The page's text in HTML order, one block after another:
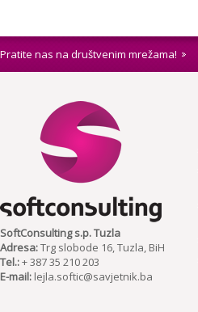
Pratite nas na društvenim mrežama!
SoftConsulting s.p. Tuzla
Adresa:Trg slobode 16, Tuzla, BiH
Tel.:+ 387 35 210 203
E-mail: lejla.softic@savjetnik.ba